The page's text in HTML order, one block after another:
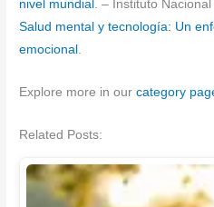
nivel mundial . – Instituto
Salud mental y tecnología: Un
emocional .
Explore more in ourcategory
Related Posts: